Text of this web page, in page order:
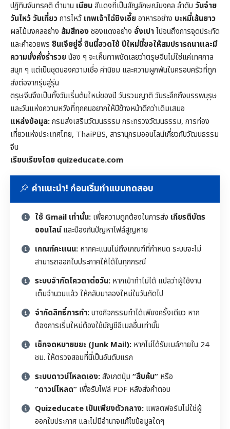
ปฏิทินจันทรคติ ตำนาน เนียนสีแดงที่เป็นสัญลักษณ์มงคล ลำดับ วันจ่าย
วันไหว้ วันเที่ยวการไหว้ เทพเจ้าไฉ่ซิงเอี๊ยอาหารอย่าง บะหมี่เส้นยาว
ผลไม้มงคลอย่าง ส้มสีทองซองแดงอย่าง อั่งเปาไปจนถึงการจุดประทัด
และคำอวยพร ซินเจียยู่อี่ ซินนี้ฮวดไช้ ปีใหม่นี้ขอให้สมปรารถนาและมี
ความมั่งคั่งร่ำรวยน้อง ๆ จะเห็นภาพชัดเลยว่าตรุษจีนไม่ใช่แค่เทศกาล
สนุก ๆ แต่เป็นชุดของความเชื่อ ค่านิยม และความผูกพันในครอบครัวที่ถูก
ส่งต่อจากรุ่นสู่รุ่น
ตรุษจีนจึงเป็นทั้งวันเริ่มต้นใหม่ของปี วันรวมญาติ วันระลึกถึงบรรพบุรุษ
และวันแห่งความหวังที่ทุกคนอยากให้ปีข้างหน้าดีกว่าเดิมเสมอ
แหล่งข้อมูล:กรมส่งเสริมวัฒนธรรม กระทรวงวัฒนธรรม, การท่อง
เที่ยวแห่งประเทศไทย, ThaiPBS, สารานุกรมออนไลน์เกี่ยวกับวัฒนธรรม
จีน
เรียบเรียงโดย quizeducate.com
คำแนะนำ! ก่อนเริ่มทำแบบทดสอบ
ใช้ Gmail เท่านั้น: เพื่อความถูกต้องในการส่ง เกียรติบัตร
ออนไลน์และป้องกันปัญหาไฟล์สูญหาย
เกณฑ์คะแนน: หากคะแนนไม่ถึงเกณฑ์ที่กำหนด ระบบจะไม่
สามารถออกใบประกาศให้ได้ในทุกกรณี
ระบบจำกัดโควตาต่อวัน: หากเข้าทำไม่ได้ แปลว่าผู้ใช้งาน
เต็มจำนวนแล้ว ให้กลับมาลองใหม่ในวันถัดไป
จำกัดสิทธิ์การทำ:บางกิจกรรมทำได้เพียงครั้งเดียว หาก
ต้องการเริ่มใหม่ต้องใช้บัญชีอีเมลอื่นเท่านั้น
เช็กจดหมายขยะ (Junk Mail): หากไม่ได้รับเมล์ภายใน 24
ชม. ให้ตรวจสอบที่นี่เป็นอันดับแรก
ระบบดาวน์โหลดเอง:สังเกตปุ่ม “สืบค้น” หรือ
“ดาวน์โหลด” เพื่อรับไฟล์ PDF หลังส่งคำตอบ
Quizeducate เป็นเพียงตัวกลาง: แพลตฟอร์มไม่ใช่ผู้
ออกใบประกาศ และไม่มีอำนาจแก้ไขข้อมูลใดๆ